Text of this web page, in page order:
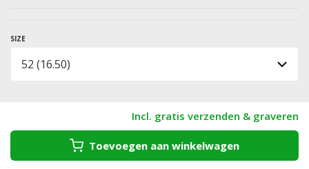
SIZE
Incl. gratis verzenden & graveren
Toevoegen aan winkelwagen